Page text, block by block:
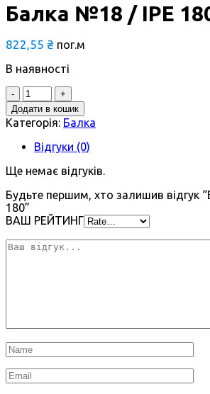
Балка №18 / ІРЕ
822,55 ₴ пог.м
В наявності
Quantity
Додати в кошик
Категорія: Балка
Відгуки (0)
Ще немає відгуків.
Будьте першим, хто залишив відгук
180”
ВАШ РЕЙТИНГ